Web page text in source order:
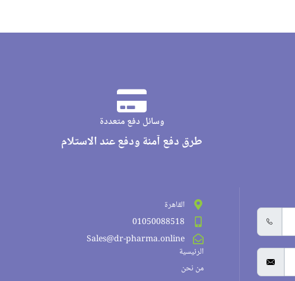
وسائل دفع متعددة
طرق دفع آمنة ودفع عند الاستلام
القاهرة
01050088518
Sales@dr-pharma.online
الرئيسية
من نحن